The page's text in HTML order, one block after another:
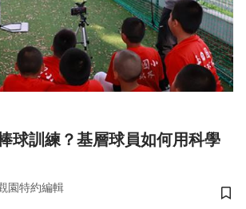
球訓練？基層球員如何用科學
園特約編輯
儲